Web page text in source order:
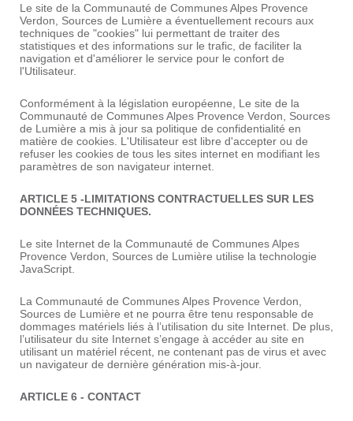
Le site de la Communauté de Communes Alpes Provence
Verdon, Sources de Lumière a éventuellement recours aux
techniques de "cookies" lui permettant de traiter des
statistiques et des informations sur le trafic, de faciliter la
navigation et d'améliorer le service pour le confort de
l'Utilisateur.
Conformément à la législation européenne, Le site de la
Communauté de Communes Alpes Provence Verdon, Sources
de Lumière a mis à jour sa politique de confidentialité en
matière de cookies. L'Utilisateur est libre d'accepter ou de
refuser les cookies de tous les sites internet en modifiant les
paramètres de son navigateur internet.
ARTICLE 5 -LIMITATIONS CONTRACTUELLES SUR LES
DONNÉES TECHNIQUES.
Le site Internet de la Communauté de Communes Alpes
Provence Verdon, Sources de Lumière utilise la technologie
JavaScript.
La Communauté de Communes Alpes Provence Verdon,
Sources de Lumière et ne pourra être tenu responsable de
dommages matériels liés à l’utilisation du site Internet. De plus,
l’utilisateur du site Internet s’engage à accéder au site en
utilisant un matériel récent, ne contenant pas de virus et avec
un navigateur de dernière génération mis-à-jour.
ARTICLE 6 - CONTACT